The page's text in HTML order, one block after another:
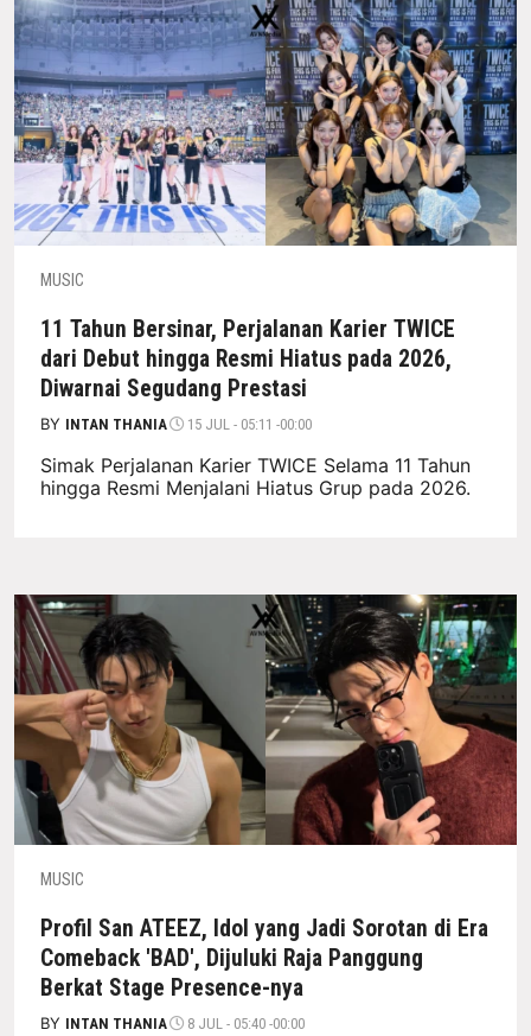
MUSIC
11 Tahun Bersinar, Perjalanan Karier TWICE
dari Debut hingga Resmi Hiatus pada 2026,
Diwarnai Segudang Prestasi
BY INTAN THANIA 15 JUL - 05:11 -00:00
Simak Perjalanan Karier TWICE Selama 11 Tahun
hingga Resmi Menjalani Hiatus Grup pada 2026.
MUSIC
Profil San ATEEZ, Idol yang Jadi Sorotan di Era
Comeback 'BAD', Dijuluki Raja Panggung
Berkat Stage Presence-nya
BY INTAN THANIA 8 JUL - 05:40 -00:00